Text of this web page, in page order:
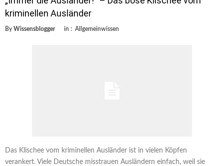
kriminellen Ausländer
By Wissensblogger in : Allgemeinwissen
Das Klischee vom kriminellen Ausländer ist in vielen Köpfen
verankert. Viele Deutsche misstrauen Ausländern einfach, weil sie